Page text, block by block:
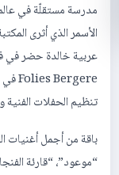
مدرسة مستقلّة في عالم
الأسمر الذي أثرى
عربية خالدة حضر في
تنظيم الحفلات الفنية
باقة من أجمل أغنيات
“موعود”، “قارئة